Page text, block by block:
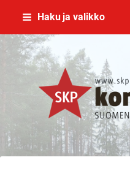
Siirry
sisältöön
Haku ja valikko